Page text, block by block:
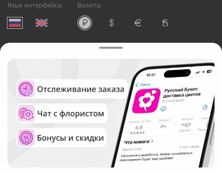
Язык интерфейса: Валюта:
Служба круглосуточной доставки цветов в Москве
Русский Букет, 2026
Общество с ограниченной ответственностью «Технология»
ОГРН: 1195476081745, ИНН: 5410081997
Юридический адрес: г. Новосибирск, ул. Ипподромская,
д.42, оф. 3
Рейтинг Русского букета в г. Москва